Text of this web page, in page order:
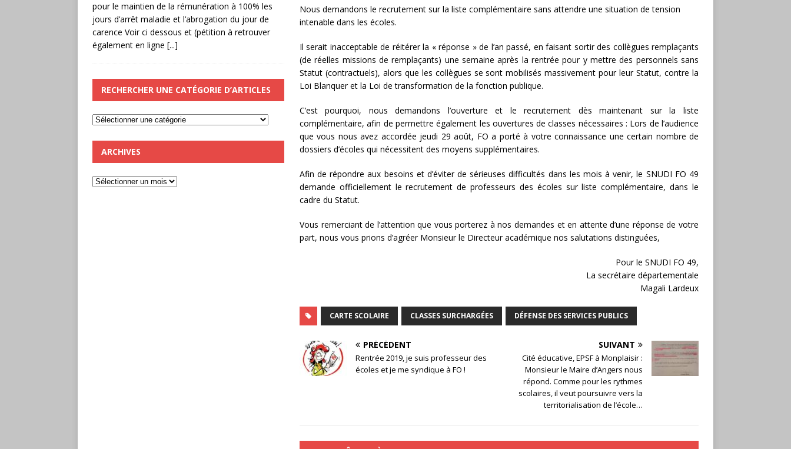
Nous demandons le recrutement sur la liste complémentaire sans attendre une situation de tension
intenable dans les écoles.
Il serait inacceptable de réitérer la « réponse » de l’an passé, en faisant sortir des collègues remplaçants
(de réelles missions de remplaçants) une semaine après la rentrée pour y mettre des personnels sans
Statut (contractuels), alors que les collègues se sont mobilisés massivement pour leur Statut, contre la
Loi Blanquer et la Loi de transformation de la fonction publique.
C’est pourquoi, nous demandons l’ouverture et le recrutement dès maintenant sur la liste
complémentaire, afin de permettre également les ouvertures de classes nécessaires : Lors de l’audience
que vous nous avez accordée jeudi 29 août, FO a porté à votre connaissance une certain nombre de
dossiers d’écoles qui nécessitent des moyens supplémentaires.
Afin de répondre aux besoins et d’éviter de sérieuses difficultés dans les mois à venir, le SNUDI FO 49
demande officiellement le recrutement de professeurs des écoles sur liste complémentaire, dans le
cadre du Statut.
Vous remerciant de l’attention que vous porterez à nos demandes et en attente d’une réponse de votre
part, nous vous prions d’agréer Monsieur le Directeur académique nos salutations distinguées,
Pour le SNUDI FO 49,
La secrétaire départementale
Magali Lardeux
CARTE SCOLAIRE CLASSES SURCHARGÉES DÉFENSE DES SERVICES PUBLICS
PRÉCÉDENT
Rentrée 2019, je suis professeur des
écoles et je me syndique à FO !
SUIVANT
Cité éducative, EPSF à Monplaisir :
Monsieur le Maire d’Angers nous
répond. Comme pour les rythmes
scolaires, il veut poursuivre vers la
territorialisation de l’école…
pour le maintien de la rémunération à 100% les
jours d’arrêt maladie et l’abrogation du jour de
carence Voir ci dessous et (pétition à retrouver
également en ligne [...]
RECHERCHER UNE CATÉGORIE D’ARTICLES
ARCHIVES